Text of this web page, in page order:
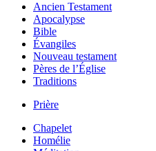
Ancien Testament
Apocalypse
Bible
Évangiles
Nouveau testament
Pères de l’Église
Traditions
Prière
Chapelet
Homélie